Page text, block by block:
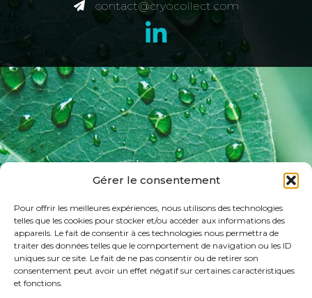
Gérer le consentement
Pour offrir les meilleures expériences, nous utilisons des technologies
telles que les cookies pour stocker et/ou accéder aux informations des
appareils. Le fait de consentir à ces technologies nous permettra de
traiter des données telles que le comportement de navigation ou les ID
uniques sur ce site. Le fait de ne pas consentir ou de retirer son
consentement peut avoir un effet négatif sur certaines caractéristiques
et fonctions.
contact@cryocollect.com